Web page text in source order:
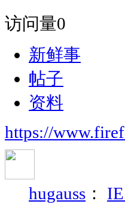
访问量0
新鲜事
帖子
资料
https://
hugauss ：